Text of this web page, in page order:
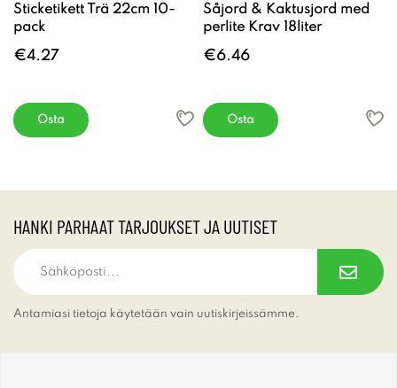
Sticketikett Trä 22cm 10-
pack
€4.27
Osta
Såjord & Kaktusjord med
perlite Krav 18liter
€6.46
Osta
HANKI PARHAAT TARJOUKSET JA UUTISET
Antamiasi tietoja käytetään vain uutiskirjeissämme.